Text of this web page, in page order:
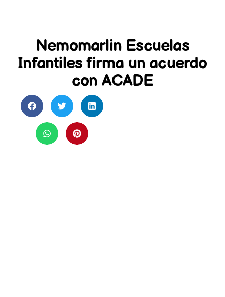
Nemomarlin Escuelas
Infantiles firma un acuerdo
con ACADE